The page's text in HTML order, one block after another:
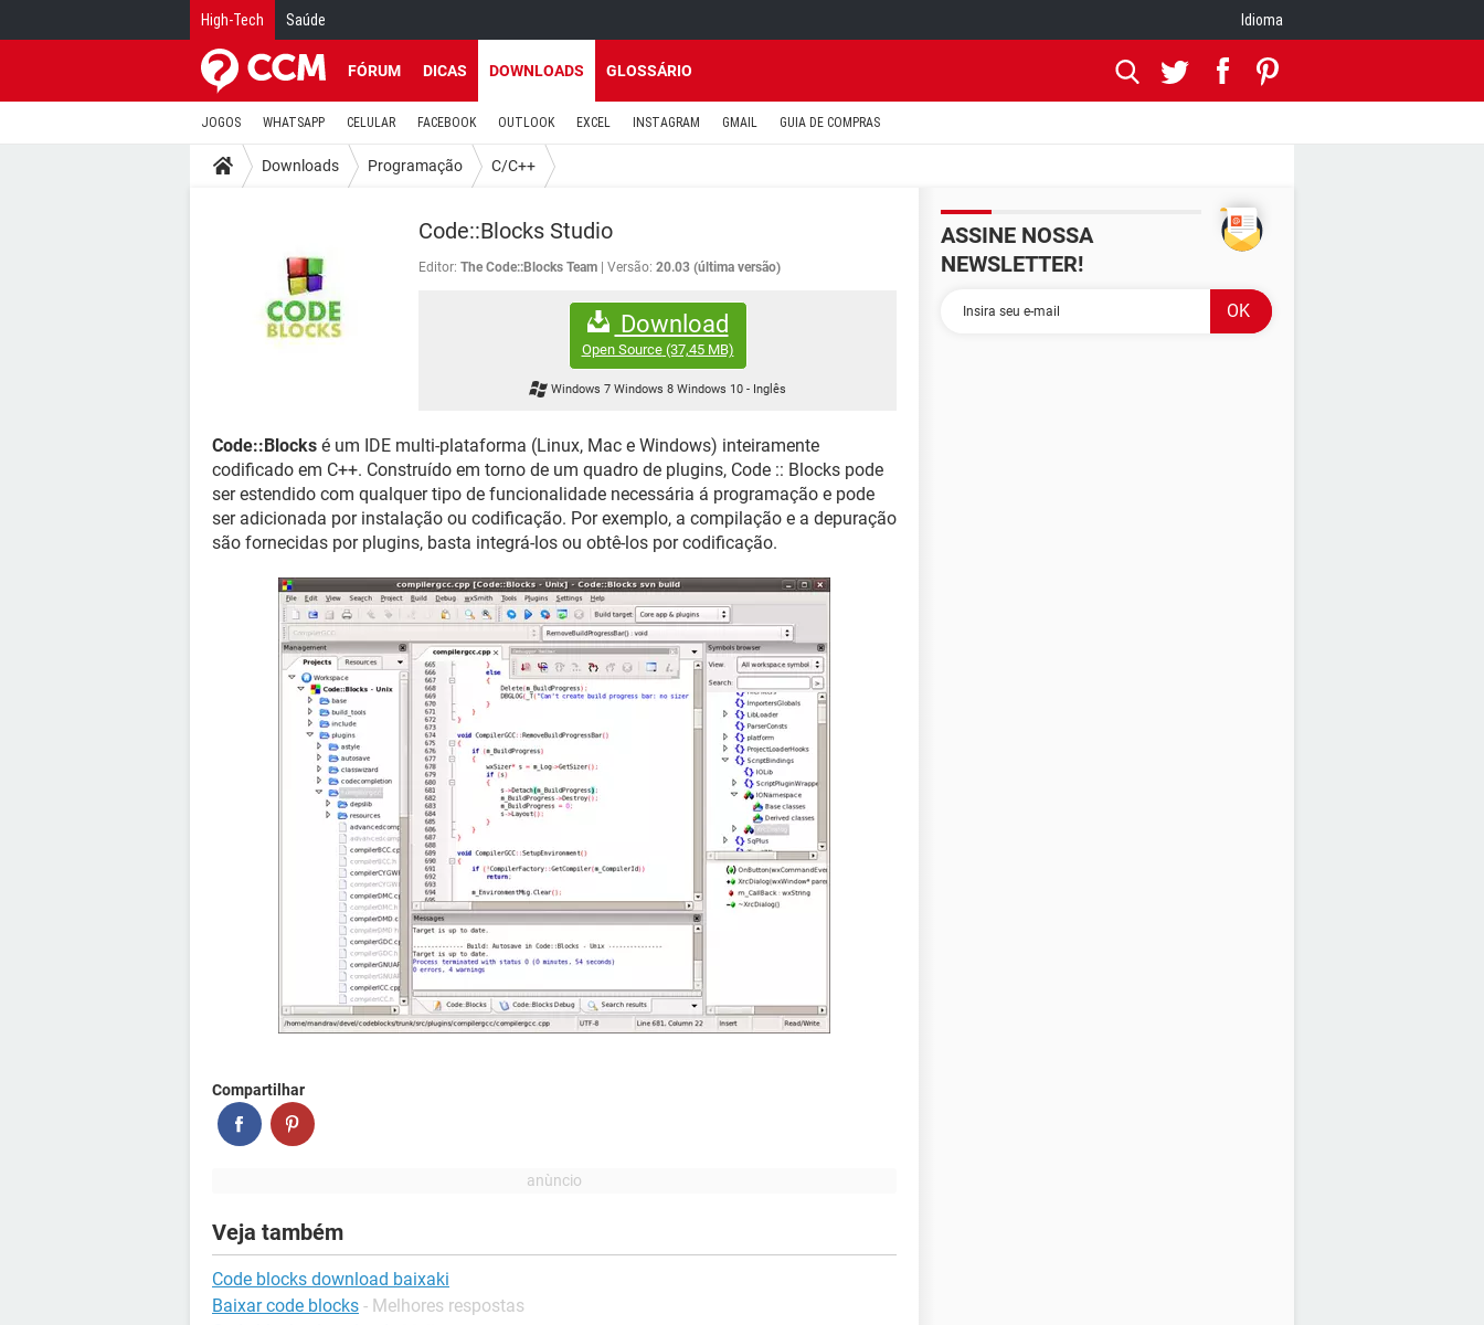
High-Tech Saúde Idioma
FÓRUM DICAS DOWNLOADS GLOSSÁRIO
JOGOS WHATSAPP CELULAR FACEBOOK OUTLOOK EXCEL INSTAGRAM GMAIL GUIA DE COMPRAS
Downloads Programação C/C++
Code::Blocks Studio
Editor: The Code::Blocks Team Versão: 20.03 (última versão)
Download
Open Source(37,45 MB)
Windows 7 Windows 8 Windows 10- Inglês
Code::Blocks é um IDE multi-plataforma (Linux, Mac e Windows) inteiramente
codificado em C++. Construído em torno de um quadro de plugins, Code :: Blocks pode
ser estendido com qualquer tipo de funcionalidade necessária á programação e pode
ser adicionada por instalação ou codificação. Por exemplo, a compilação e a depuração
são fornecidas por plugins, basta integrá-los ou obtê-los por codificação.
Compartilhar
Veja também
Code blocks download baixaki
Baixar code blocks - Melhores respostas
ASSINE NOSSA
NEWSLETTER!